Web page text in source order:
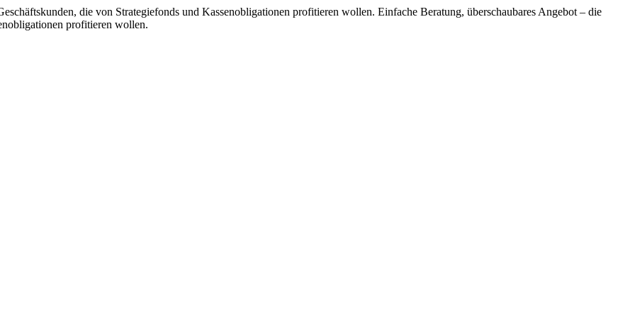
die von Strategiefonds und Kassenobligationen profitieren wollen. Einfache Beratung, überschaubares Angebot ‒ die
profitieren wollen.